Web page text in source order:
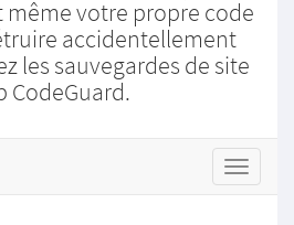
votre propre code
accidentellement
les sauvegardes de site
CodeGuard.
s
t